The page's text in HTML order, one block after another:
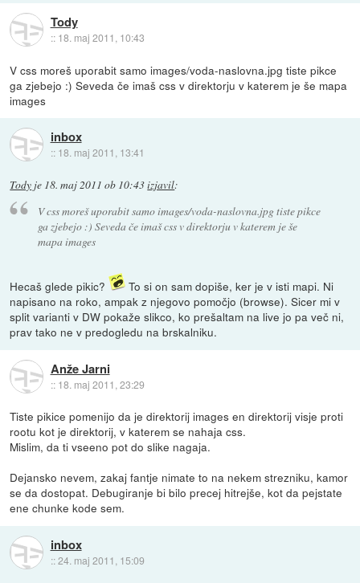
Tody
:: 18. maj 2011, 10:43
V css moreš uporabit samo images/voda-naslovna.jpg tiste pikce
ga zjebejo :) Seveda če imaš css v direktorju v katerem je še mapa
images
inbox
:: 18. maj 2011, 13:41
Tody je 18. maj 2011 ob 10:43izjavil:
V css moreš uporabit samo images/voda-naslovna.jpg tiste pikce
ga zjebejo :) Seveda če imaš css v direktorju v katerem je še
mapa images
Hecaš glede pikic?
To si on sam dopiše, ker je v isti mapi. Ni
napisano na roko, ampak z njegovo pomočjo (browse). Sicer mi v
split varianti v DW pokaže slikco, ko prešaltam na live jo pa več ni,
prav tako ne v predogledu na brskalniku.
Anže Jarni
:: 18. maj 2011, 23:29
Tiste pikice pomenijo da je direktorij images en direktorij visje proti
rootu kot je direktorij, v katerem se nahaja css.
Mislim, da ti vseeno pot do slike nagaja.
Dejansko nevem, zakaj fantje nimate to na nekem strezniku, kamor
se da dostopat. Debugiranje bi bilo precej hitrejše, kot da pejstate
ene chunke kode sem.
inbox
::24. maj 2011, 15:09